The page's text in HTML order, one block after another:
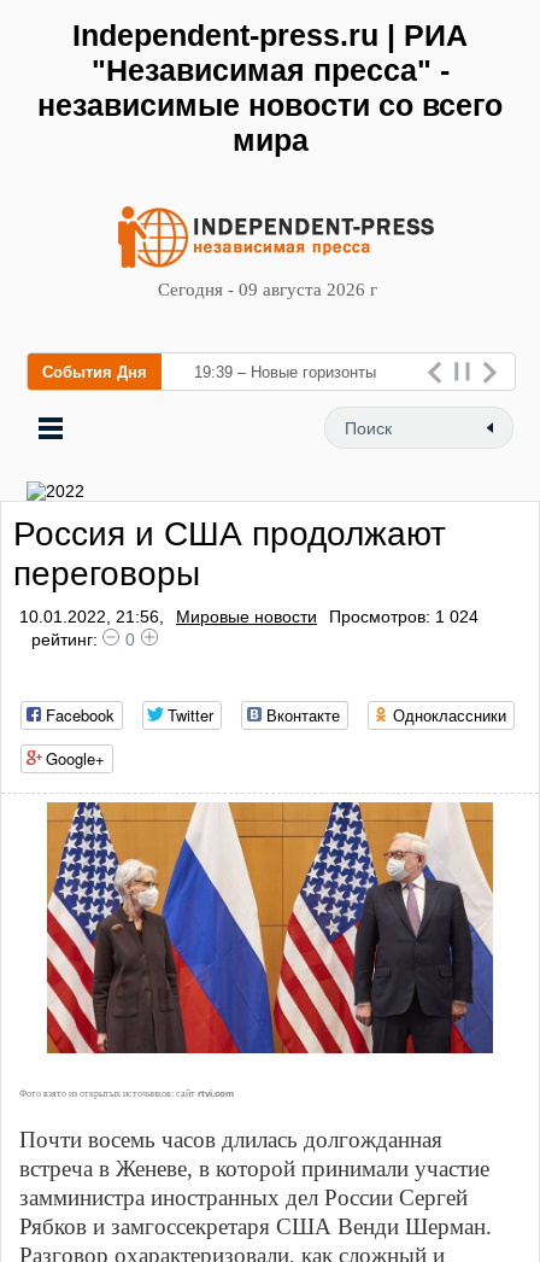
Independent-press.ru | РИА
"Независимая пресса" -
независимые новости со всего
мира
Сегодня - 09 августа 2026 г
События Дня 19:39 – Новые горизонты
флебологии: в Москве
открылся «Городской центр
Россия и США продолжают
переговоры
10.01.2022, 21:56, Мировые новости
Просмотров: 1 024
рейтинг:
0
Facebook Twitter Вконтакте
Одноклассники
Google+
Фото взято из открытых источников: сайт rtvi.com
Почти восемь часов длилась долгожданная
встреча в Женеве, в которой принимали участие
замминистра иностранных дел России Сергей
Рябков и замгоссекретаря США Венди Шерман.
Разговор охарактеризовали, как сложный и